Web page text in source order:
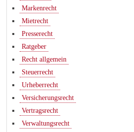
Markenrecht
Mietrecht
Presserecht
Ratgeber
Recht allgemein
Steuerrecht
Urheberrecht
Versicherungsrecht
Vertragsrecht
Verwaltungsrecht